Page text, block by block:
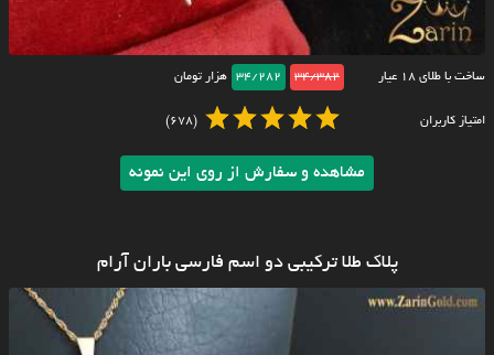
ساخت با طلای ۱۸ عیار 34/382
34/282 هزار تومان
امتیاز کاربران (678)
مشاهده و سفارش از روی این نمونه
پلاک طلا ترکیبی دو اسم فارسی باران آرام